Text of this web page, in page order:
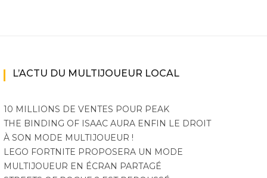
L’ACTU DU MULTIJOUEUR LOCAL
10 MILLIONS DE VENTES POUR PEAK
THE BINDING OF ISAAC AURA ENFIN LE DROIT
À SON MODE MULTIJOUEUR !
LEGO FORTNITE PROPOSERA UN MODE
MULTIJOUEUR EN ÉCRAN PARTAGÉ